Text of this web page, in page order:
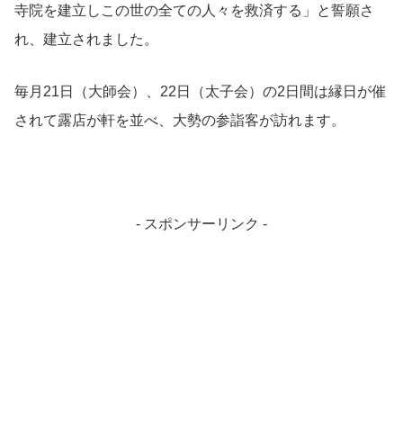
寺院を建立しこの世の全ての人々を救済する」と誓願さ
れ、建立されました。
毎月21日（大師会）、22日（太子会）の2日間は縁日が催
されて露店が軒を並べ、大勢の参詣客が訪れます。
- スポンサーリンク -